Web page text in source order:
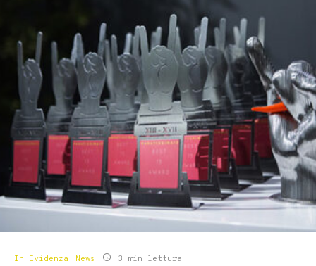
In Evidenza News 3 min lettura